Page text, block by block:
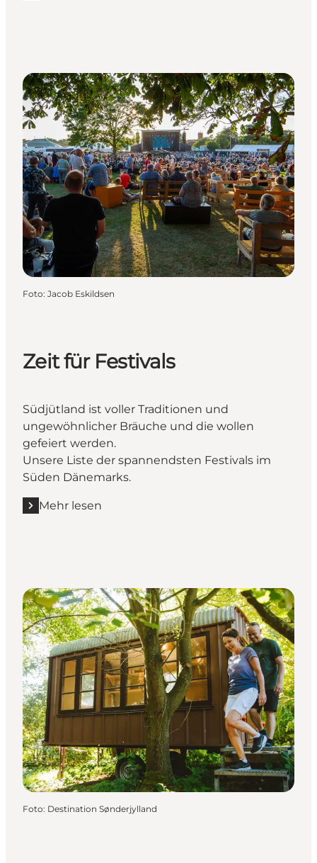
Foto: Jacob Eskildsen
Zeit für Festivals
Südjütland ist voller Traditionen und
ungewöhnlicher Bräuche und die wollen
gefeiert werden.
Unsere Liste der spannendsten Festivals im
Süden Dänemarks.
Mehr lesen
Foto: Destination Sønderjylland